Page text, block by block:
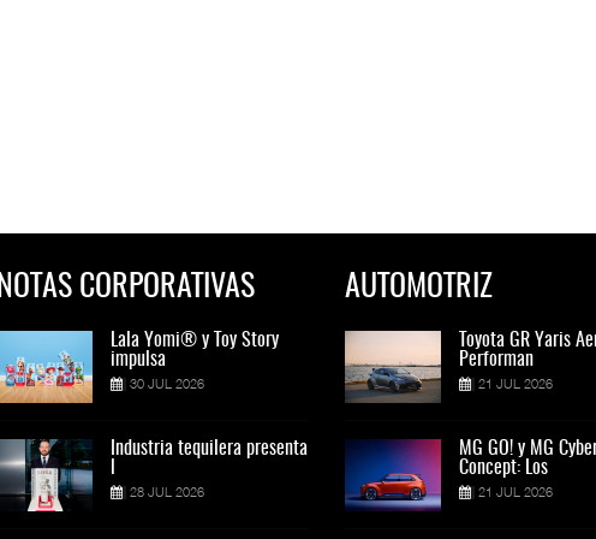
NOTAS CORPORATIVAS
Lala Yomi® y Toy Story
impulsa
30 JUL 2026
Industria tequilera presenta
28 JUL 2026
Lala Yomi® y Toy
impulsa
30 JUL 2026
Industria tequilera
28 JUL 2026
AUTOMOTRIZ
Toyota GR Yaris Aero
Performan
21 JUL 2026
MG GO! y MG Cyber
21 JUL 2026
Toyota GR Yaris
Performan
21 JUL 2026
MG GO! y MG
Concept: Los
21 JUL 2026